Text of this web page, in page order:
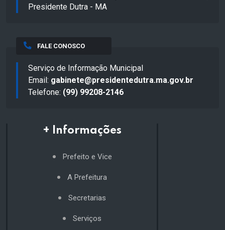
Presidente Dutra - MA
FALE CONOSCO
Serviço de Informação Municipal
Email: gabinete@presidentedutra.ma.gov.br
Telefone: (99) 99208-2146
+ Informações
Prefeito e Vice
A Prefeitura
Secretarias
Serviços